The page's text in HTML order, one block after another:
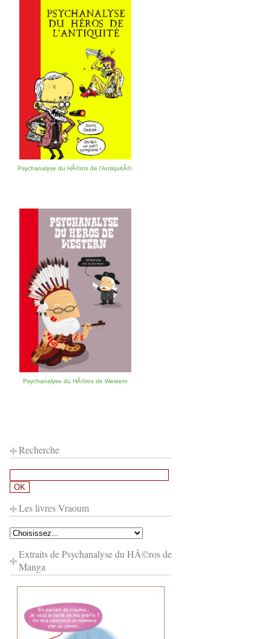
Psychanalyse du HÃ©ros de l'AntiquitÃ©.
Psychanalyse du HÃ©ros de Western
Recherche
Les livres Vraoum
Extraits de Psychanalyse du HÃ©ros de
Manga